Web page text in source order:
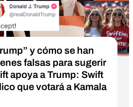
y cómo se han
falsas para sugerir
apoya a Trump: Swift
que votará a Kamala